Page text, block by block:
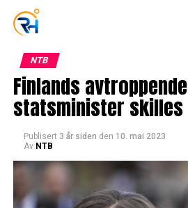
NTB
Finlands avtroppende
statsminister skilles
Publisert 3 år siden den 10. mai 2023
Av NTB